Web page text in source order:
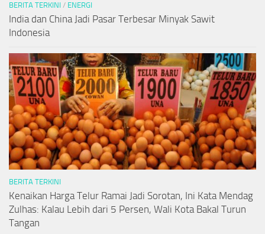
BERITA TERKINI / ENERGI
India dan China Jadi Pasar Terbesar Minyak Sawit
Indonesia
BERITA TERKINI
Kenaikan Harga Telur Ramai Jadi Sorotan, Ini Kata Mendag
Zulhas: Kalau Lebih dari 5 Persen, Wali Kota Bakal Turun
Tangan